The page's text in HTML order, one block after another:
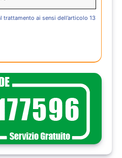
trattamento ai sensi dell’articolo 13